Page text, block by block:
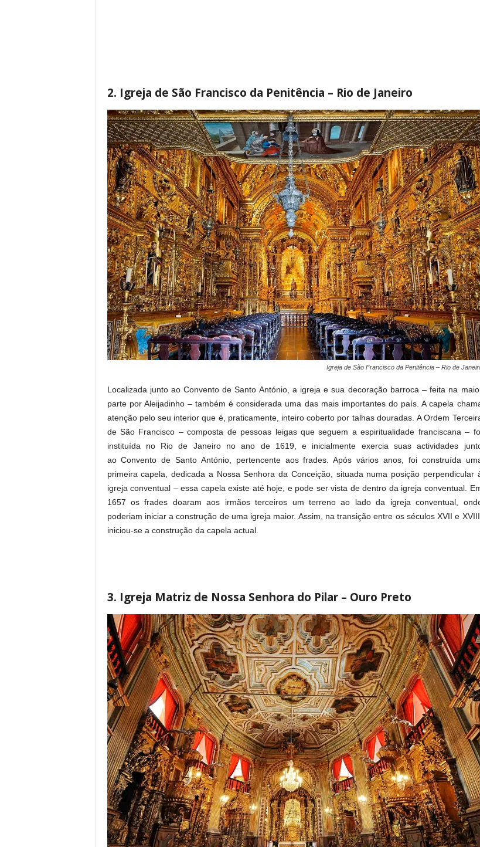
2. Igreja de São Francisco da Penitência – Rio de Janeiro
Igreja de São Francisco da Penitência – Rio de
Localizada junto ao Convento de Santo António, a igreja e sua decoração barroca – feita na
parte por Aleijadinho – também é considerada uma das mais importantes do país. A capela
atenção pelo seu interior que é, praticamente, inteiro coberto por talhas douradas. A Ordem
de São Francisco – composta de pessoas leigas que seguem a espiritualidade franciscana –
instituída no Rio de Janeiro no ano de 1619, e inicialmente exercia suas actividades
ao Convento de Santo António, pertencente aos frades. Após vários anos, foi construída
primeira capela, dedicada a Nossa Senhora da Conceição, situada numa posição perpendicular
igreja conventual – essa capela existe até hoje, e pode ser vista de dentro da igreja conventual.
1657 os frades doaram aos irmãos terceiros um terreno ao lado da igreja conventual,
poderiam iniciar a construção de uma igreja maior. Assim, na transição entre os séculos XVII e XVIII,
iniciou-se a construção da capela actual.
3. Igreja Matriz de Nossa Senhora do Pilar – Ouro Preto